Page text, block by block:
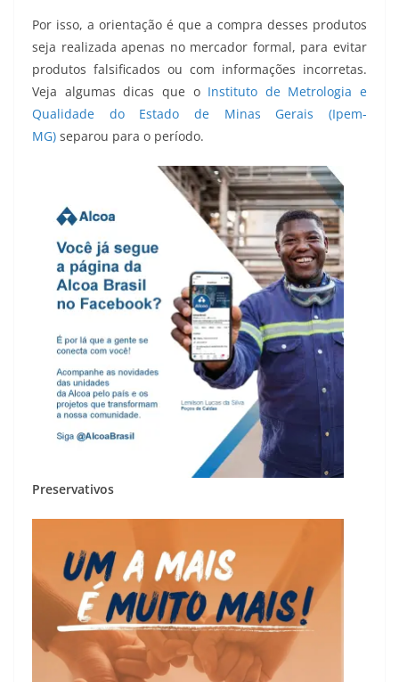
Por isso, a orientação é que a compra desses produtos
seja realizada apenas no mercador formal, para evitar
produtos falsificados ou com informações incorretas.
Veja algumas dicas que o Instituto de Metrologia e
Qualidade do Estado de Minas Gerais (Ipem-
MG) separou para o período.
Preservativos